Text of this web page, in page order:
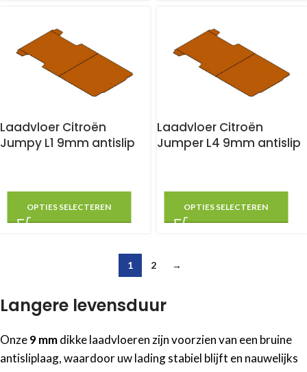
Laadvloer Citroën
Jumpy L1 9mm antislip
OPTIES SELECTEREN
Laadvloer Citroën
Jumper L4 9mm antislip
OPTIES SELECTEREN
1 2 →
Langere levensduur
Onze9 mmdikke laadvloeren zijn voorzien van een bruine
antisliplaag, waardoor uw lading stabiel blijft en nauwelijks